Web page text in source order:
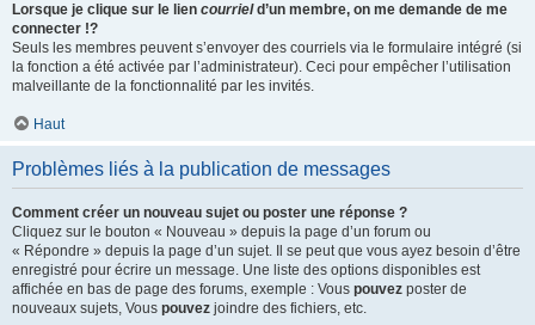
Lorsque je clique sur le lien courrield’un membre, on me demande de me
connecter !?
Seuls les membres peuvent s’envoyer des courriels via le formulaire intégré (si
la fonction a été activée par l’administrateur). Ceci pour empêcher l’utilisation
malveillante de la fonctionnalité par les invités.
Haut
Problèmes liés à la publication de messages
Comment créer un nouveau sujet ou poster une réponse ?
Cliquez sur le bouton « Nouveau » depuis la page d’un forum ou
« Répondre » depuis la page d’un sujet. Il se peut que vous ayez besoin d’être
enregistré pour écrire un message. Une liste des options disponibles est
affichée en bas de page des forums, exemple : Vous pouvez poster de
nouveaux sujets, Vous pouvez joindre des fichiers, etc.